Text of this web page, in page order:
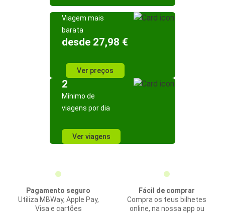
Viagem mais
barata
desde 27,98 €
Ver preços
2
Mínimo de
viagens por dia
Ver viagens
Pagamento seguro
Utiliza MBWay, Apple Pay,
Visa e cartões
Fácil de comprar
Compra os teus bilhetes
online, na nossa app ou